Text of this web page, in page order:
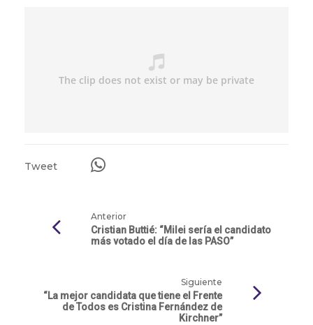
Tweet
Anterior
Cristian Buttié: “Milei sería el candidato
más votado el día de las PASO”
Siguiente
“La mejor candidata que tiene el Frente
de Todos es Cristina Fernández de
Kirchner”